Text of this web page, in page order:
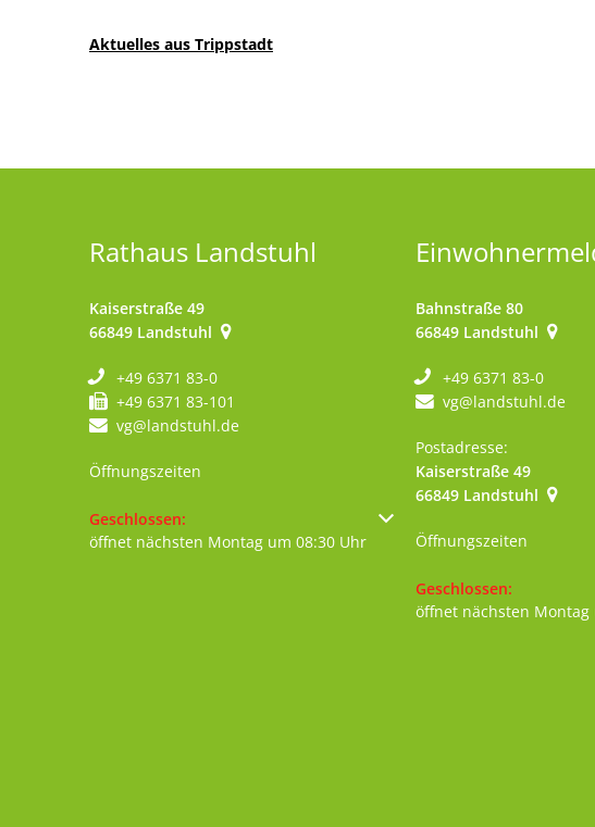
Aktuelles aus Trippstadt
Rathaus Landstuhl
Kaiserstraße 49
66849 Landstuhl
+49 6371 83-0
+49 6371 83-101
vg@landstuhl.de
Öffnungszeiten
Klicken, um weitere Öffnungs- oder Schließzeiten auszublenden
Geschlossen:
öffnet nächsten Montag um 08:30 Uhr
Bahnstraße 80
66849 Landstuhl
+49 6371 83-0
vg@landstuhl.de
Postadresse:
Kaiserstraße 49
66849 Landstuhl
Öffnungszeiten
Klicken, um weitere
Geschlossen:
öffnet nächsten Montag